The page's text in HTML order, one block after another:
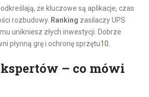
że kluczowe są aplikacje, czas
rozbudowy. Ranking zasilaczy UPS
unikniesz złych inwestycji. Dobrze
płynną grę i ochronę sprzętu10.
– co mówi